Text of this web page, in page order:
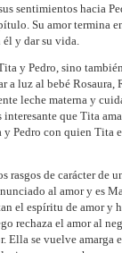
sentimientos hacia
Su amor termina
él y dar su vida.
y Pedro, sino
a luz al bebé Rosaura,
leche materna y
interesante que Tita
y Pedro con quien Tita
rasgos de carácter de
al amor y es
el espíritu de amor y
rechaza el amor al
Ella se vuelve amarga